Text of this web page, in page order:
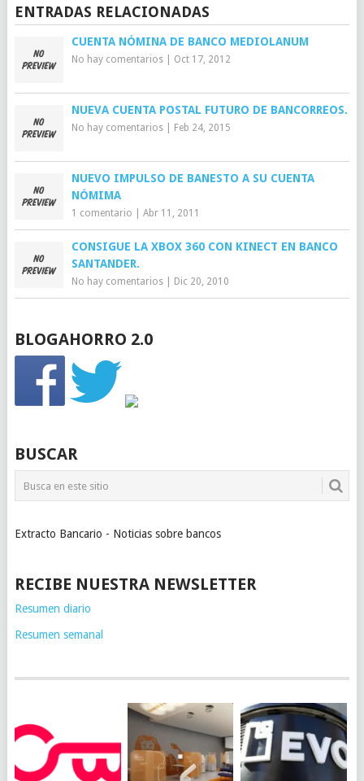
ENTRADAS RELACIONADAS
CUENTA NÓMINA DE BANCO MEDIOLANUM
No hay comentarios| Oct 17, 2012
NUEVA CUENTA POSTAL FUTURO DE BANCORREOS.
No hay comentarios| Feb 24, 2015
NUEVO IMPULSO DE BANESTO A SU CUENTA
NÓMIMA
1 comentario Abr 11, 2011
CONSIGUE LA XBOX 360 CON KINECT EN BANCO
SANTANDER.
No hay comentarios| Dic 20, 2010
BLOGAHORRO 2.0
BUSCAR
Extracto Bancario - Noticias sobre bancos
RECIBE NUESTRA NEWSLETTER
Resumen diario
Resumen semanal